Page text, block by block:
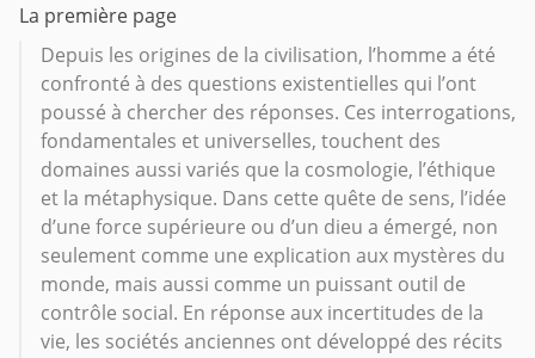
La première page
Depuis les origines de la civilisation, l’homme a été
confronté à des questions existentielles qui l’ont
poussé à chercher des réponses. Ces interrogations,
fondamentales et universelles, touchent des
domaines aussi variés que la cosmologie, l’éthique
et la métaphysique. Dans cette quête de sens, l’idée
d’une force supérieure ou d’un dieu a émergé, non
seulement comme une explication aux mystères du
monde, mais aussi comme un puissant outil de
contrôle social. En réponse aux incertitudes de la
vie, les sociétés anciennes ont développé des récits